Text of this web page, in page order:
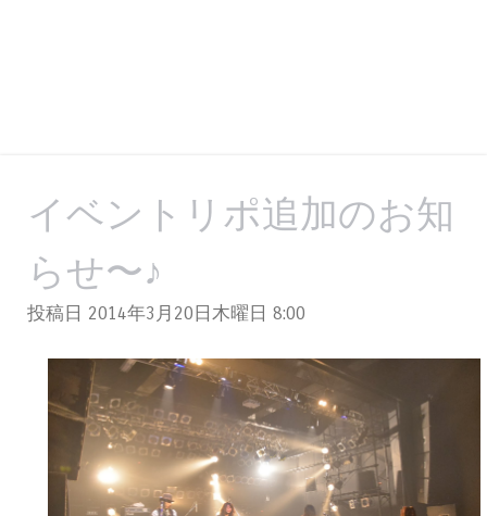
イベントリポ追加のお知
らせ〜♪
投稿日 2014年3月20日木曜日 8:00